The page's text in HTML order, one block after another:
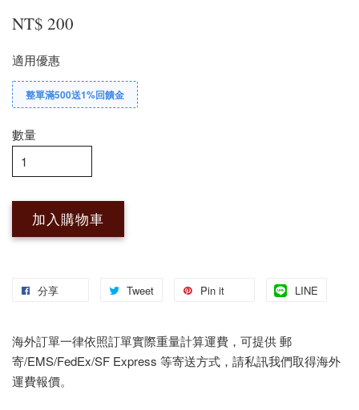
NT$ 200
適用優惠
整單滿500送1%回饋金
數量
加入購物車
分享 Tweet Pin it LINE
海外訂單一律依照訂單實際重量計算運費，可提供 郵
寄/EMS/FedEx/SF Express 等寄送方式，請私訊我們取得海外
運費報價。